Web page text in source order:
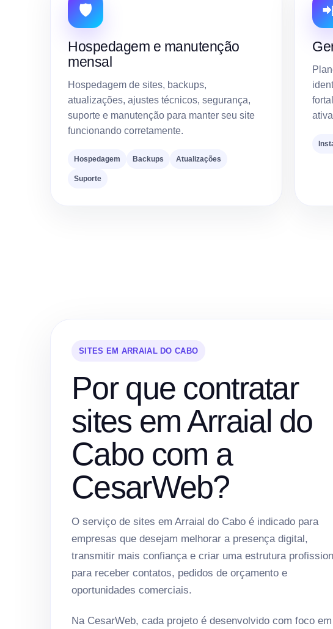
🛡️
Hospedagem e manutenção
mensal
Hospedagem de sites, backups,
atualizações, ajustes técnicos, segurança,
suporte e manutenção para manter seu site
funcionando corretamente.
Hospedagem Backups Atualizações
Suporte
SITES EM ARRAIAL DO CABO
Por que contratar
sites em Arraial do
Cabo com a
CesarWeb?
O serviço de sites em Arraial do Cabo é indicado para
empresas que desejam melhorar a presença digital,
transmitir mais confiança e criar uma estrutura
para receber contatos, pedidos de orçamento e
oportunidades comerciais.
Na CesarWeb, cada projeto é desenvolvido com foco em